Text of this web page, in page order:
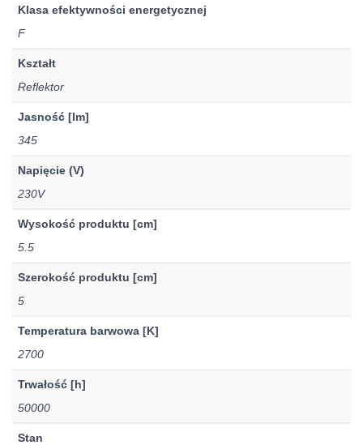
Klasa efektywności energetycznej
F
Kształt
Reflektor
Jasność [lm]
345
Napięcie (V)
230V
Wysokość produktu [cm]
5.5
Szerokość produktu [cm]
5
Temperatura barwowa [K]
2700
Trwałość [h]
50000
Stan